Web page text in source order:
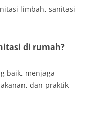
limbah, sanitasi
di rumah?
baik, menjaga
dan praktik